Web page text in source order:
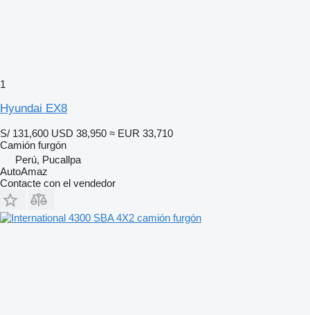
1
Hyundai EX8
S/ 131,600 USD 38,950 ≈ EUR 33,710
Camión furgón
Perú, Pucallpa
AutoAmaz
Contacte con el vendedor